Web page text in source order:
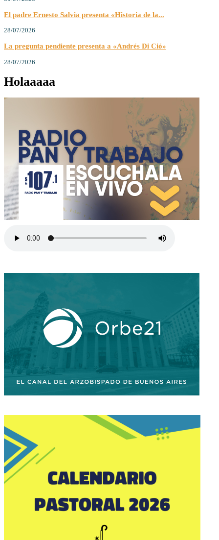
El padre Ernesto Salvia presenta «Historia de la...
28/07/2026
La pregunta pendiente presenta a «Andrés Di Ció»
28/07/2026
Holaaaaa